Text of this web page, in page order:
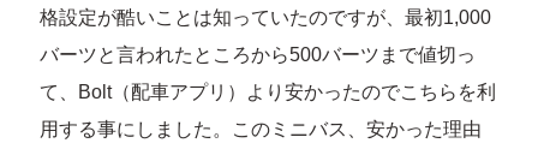
格設定が酷いことは知っていたのですが、最初1,000
バーツと言われたところから500バーツまで値切っ
て、Bolt（配車アプリ）より安かったのでこちらを利
用する事にしました。このミニバス、安かった理由